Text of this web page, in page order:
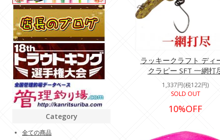
ラッキークラフト ディ
クラピー SFT 一網打
1,337円(税122円)
SOLD OUT
10%OFF
Category
全ての商品